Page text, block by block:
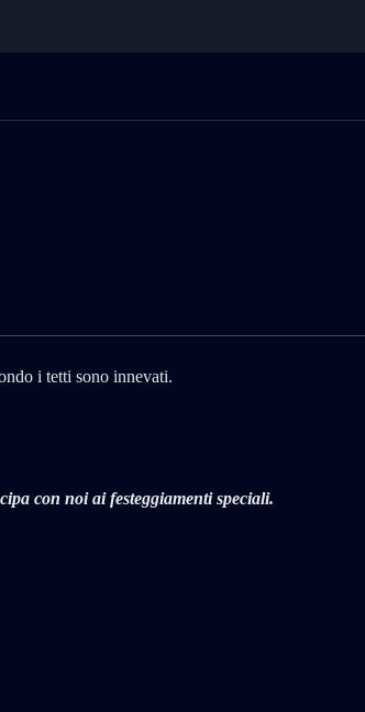
con noi ai festeggiamenti speciali.